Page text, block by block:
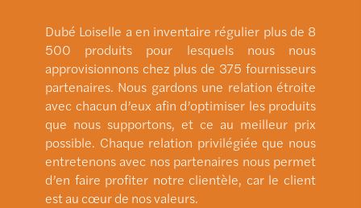
Dubé Loiselle a en inventaire régulier plus de 8
500 produits pour lesquels nous nous
approvisionnons chez plus de 375 fournisseurs
partenaires. Nous gardons une relation étroite
avec chacun d’eux afin d’optimiser les produits
que nous supportons, et ce au meilleur prix
possible. Chaque relation privilégiée que nous
entretenons avec nos partenaires nous permet
d’en faire profiter notre clientèle, car le client
est au cœur de nos valeurs.